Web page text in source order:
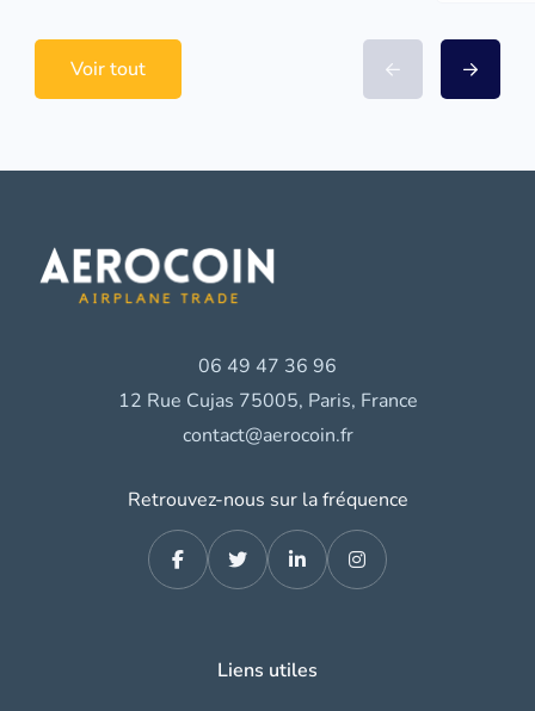
Voir tout
06 49 47 36 96
12 Rue Cujas 75005, Paris, France
contact@aerocoin.fr
Retrouvez-nous sur la fréquence
Liens utiles